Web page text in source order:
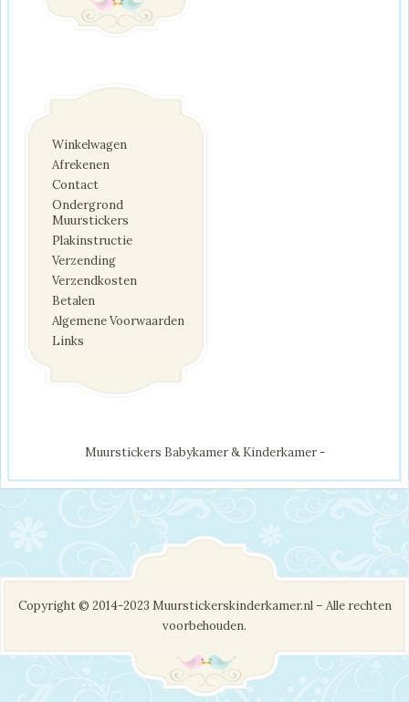
Winkelwagen
Afrekenen
Contact
Ondergrond
Muurstickers
Plakinstructie
Verzending
Verzendkosten
Betalen
Algemene Voorwaarden
Links
Muurstickers Babykamer & Kinderkamer -
Copyright © 2014-2023 Muurstickerskinderkamer.nl – Alle rechten
voorbehouden.